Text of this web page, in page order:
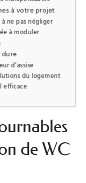
à votre projet
ne pas négliger
à moduler
d’assise
du logement
efficace
de WC